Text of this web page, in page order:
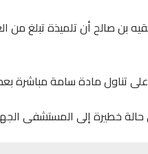
تناول مادة سامة مباشرة
خطيرة إلى المستشفى